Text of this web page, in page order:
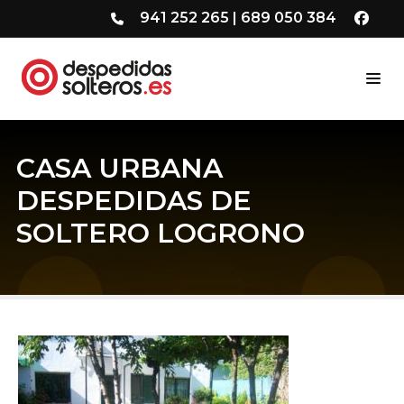
941 252 265 | 689 050 384
CASA URBANA
DESPEDIDAS DE
SOLTERO LOGRONO